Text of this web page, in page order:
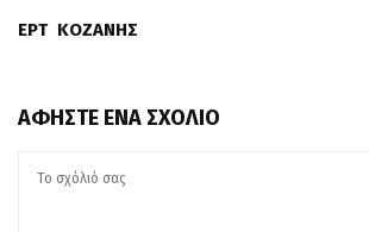
ΕΡΤ ΚΟΖΑΝΗΣ
ΑΦΉΣΤΕ ΈΝΑ ΣΧΌΛΙΟ